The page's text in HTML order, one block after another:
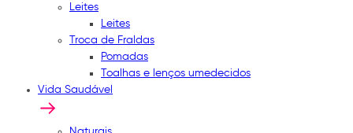
Leites
Leites
Troca de Fraldas
Pomadas
Toalhas e lenços umedecidos
Vida Saudável